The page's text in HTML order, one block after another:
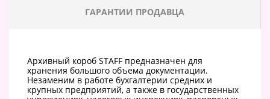
ГАРАНТИИ ПРОДАВЦА
Архивный короб STAFF предназначен для
хранения большого объема документации.
Незаменим в работе бухгалтерии средних и
крупных предприятий, а также в государственных